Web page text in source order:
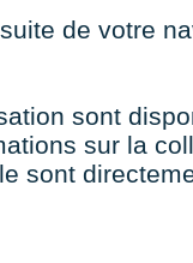
c’est
de votre
sont
sur la
sont